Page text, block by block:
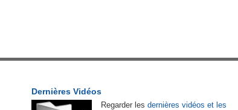
Dernières Vidéos
Regarder les dernières vidéos et les
citoyens divisés